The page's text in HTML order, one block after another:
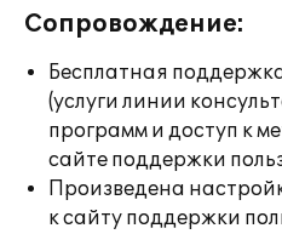
Сопровождение:
Бесплатная
(услуги линии
программ и доступ к
сайте поддержки
Произведена
к сайту поддержки